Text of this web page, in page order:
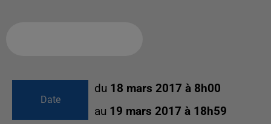
Date
du 18 mars 2017 à 8h00
au 19 mars 2017 à 18h59